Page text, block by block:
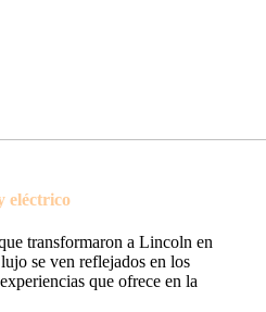
eléctrico
transformaron a Lincoln en
se ven reflejados en los
que ofrece en la